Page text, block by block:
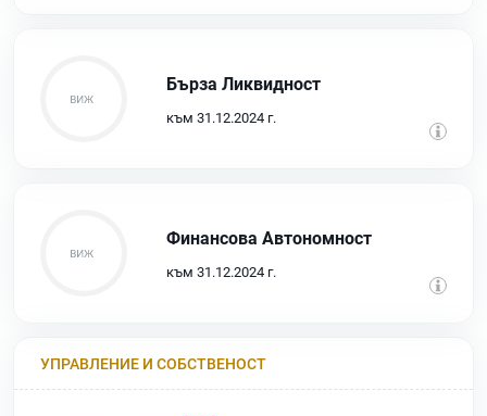
Бърза Ликвидност
към 31.12.2024 г.
Финансова Автономност
към 31.12.2024 г.
УПРАВЛЕНИЕ И СОБСТВЕНОСТ